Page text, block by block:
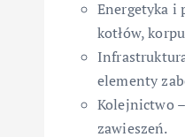
Energetyka i
kotłów,
elementy
Kolejnictwo
zawieszeń.